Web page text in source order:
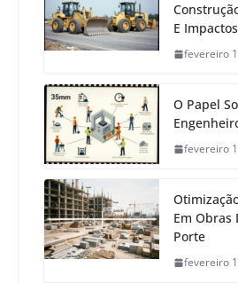
E Impactos
fevereiro
O Papel
fevereiro
Em Obras
Porte
fevereiro